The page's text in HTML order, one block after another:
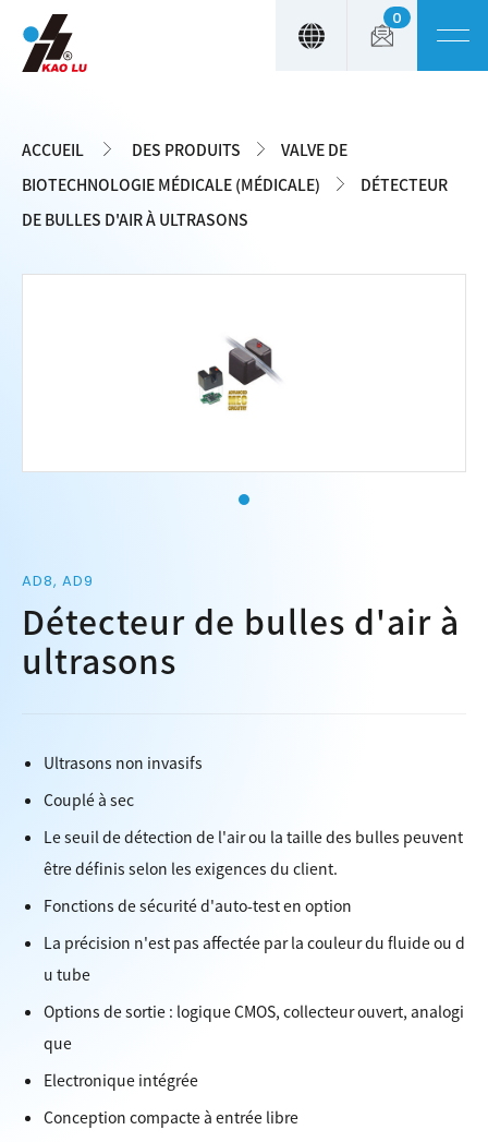
0
ACCUEIL DES PRODUITS
VALVE DE
BIOTECHNOLOGIE MÉDICALE (MÉDICALE)
DÉTECTEUR
DE BULLES D'AIR À ULTRASONS
AD8, AD9
Détecteur de bulles d'air à
ultrasons
Ultrasons non invasifs
Couplé à sec
Le seuil de détection de l'air ou la taille des bulles peuvent
être définis selon les exigences du client.
Fonctions de sécurité d'auto-test en option
La précision n'est pas affectée par la couleur du fluide ou d
u tube
Options de sortie : logique CMOS, collecteur ouvert, analogi
que
Electronique intégrée
Conception compacte à entrée libre
Panneau de gestion des cookies